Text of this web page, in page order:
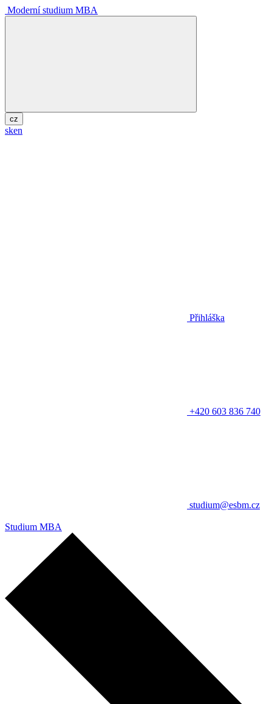
Moderní studium MBA
cz
sken
Přihláška
+420 603 836 740
studium@esbm.cz
Studium MBA